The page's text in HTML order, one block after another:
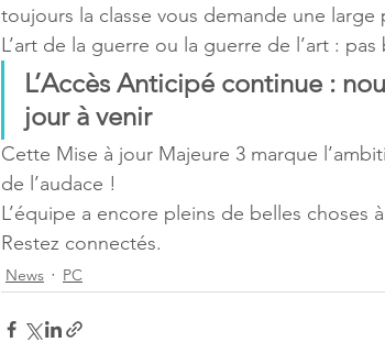
toujours la classe vous demande une
L’art de la guerre ou la guerre de l’art :
L’Accès Anticipé continue :
jour à venir
Cette Mise à jour Majeure 3 marque
de l’audace !
L’équipe a encore pleins de belles choses
Restez connectés.
News PC